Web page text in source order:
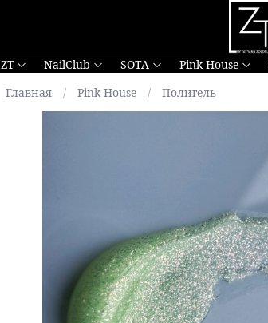
ZT NailClub SOTA Pink House
Главная
Pink House Полигель